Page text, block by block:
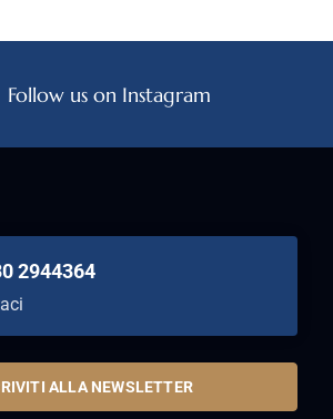
Follow us on Instagram
2944364
ALLA NEWSLETTER